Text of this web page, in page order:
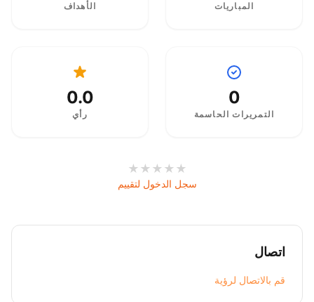
المباريات الأهداف
0
التمريرات الحاسمة
0.0
رأي
★
★
★
★
★
سجل الدخول لتقييم
اتصال
قم بالاتصال لرؤية